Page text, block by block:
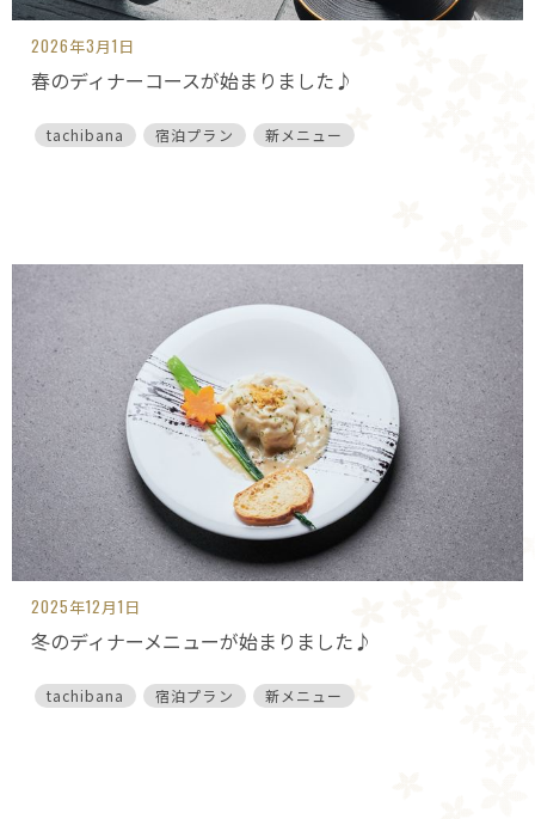
2026年3月1日
春のディナーコースが始まりました♪
tachibana 宿泊プラン 新メニュー
2025年12月1日
冬のディナーメニューが始まりました♪
tachibana 宿泊プラン 新メニュー